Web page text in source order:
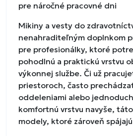
pre náročné pracovné dni
Mikiny a vesty do
nenahraditeľným doplnkom
pre profesionálky, ktoré
pohodlnú a praktickú vrstvu
výkonnej službe. Či už
priestoroch, často
oddeleniami alebo
komfortnú vrstvu navyše,
modely, ktoré zároveň